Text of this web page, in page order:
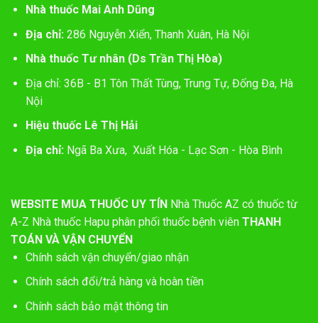
Nhà thuốc Mai Anh Dũng
Địa chỉ:286 Nguyễn Xiển, Thanh Xuân, Hà Nội
Nhà thuốc Tư nhân (Ds Trần Thị Hòa)
Địa chỉ: 36B - B1 Tôn Thất Tùng, Trung Tự, Đống Đa, Hà
Nội
Hiệu thuốc Lê Thị Hải
Địa chỉ: Ngã Ba Xưa, Xuất Hóa - Lạc Sơn - Hòa Bình
WEBSITE MUA THUỐC UY TÍN Nhà Thuốc AZ có thuốc từ
A-Z Nhà thuốc Hapu phân phối thuốc bệnh viên THANH
TOÁN VÀ VẬN CHUYỂN
Chính sách vận chuyển/giao nhận
Chính sách đổi/trả hàng và hoàn tiền
Chính sách bảo mật thông tin